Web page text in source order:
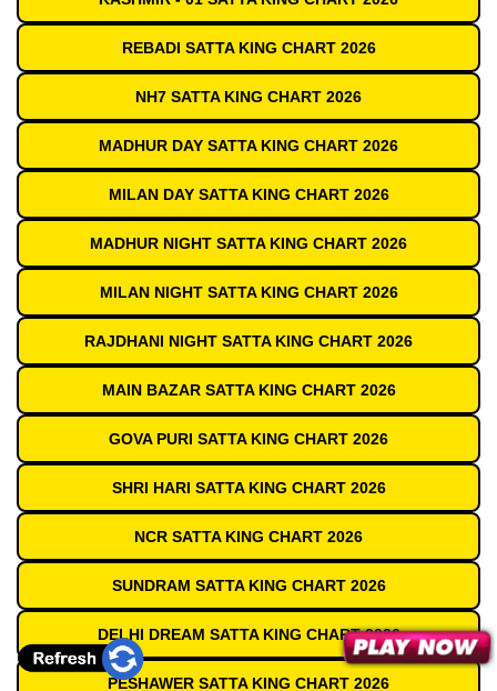
REBADI SATTA KING CHART 2026
NH7 SATTA KING CHART 2026
MADHUR DAY SATTA KING CHART 2026
MILAN DAY SATTA KING CHART 2026
MADHUR NIGHT SATTA KING CHART 2026
MILAN NIGHT SATTA KING CHART 2026
RAJDHANI NIGHT SATTA KING CHART 2026
MAIN BAZAR SATTA KING CHART 2026
GOVA PURI SATTA KING CHART 2026
SHRI HARI SATTA KING CHART 2026
NCR SATTA KING CHART 2026
SUNDRAM SATTA KING CHART 2026
DELHI DREAM SATTA KING CHART 2026
PESHAWER SATTA KING CHART 2026